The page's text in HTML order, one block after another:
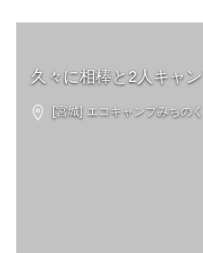
久々に相棒と2人キャ
[宮城] エコキャンプみちのく